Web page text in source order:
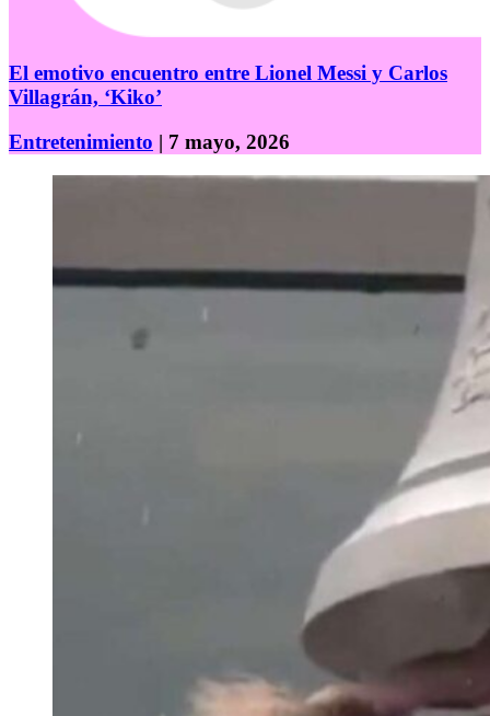
El emotivo encuentro entre Lionel Messi y Carlos
Villagrán, ‘Kiko’
Entretenimiento | 7 mayo, 2026